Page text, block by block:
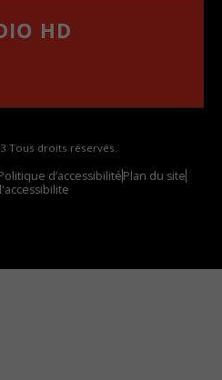
HD
Tous droits réservés.
d’accessibilitéPlan du site